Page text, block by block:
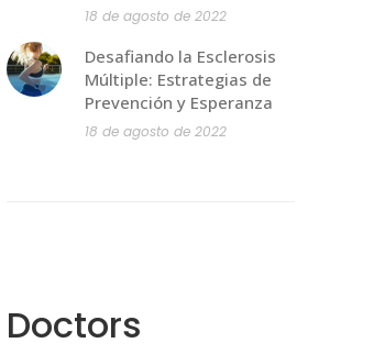
18 de agosto de 2022
Desafiando la Esclerosis
Múltiple: Estrategias de
Prevención y Esperanza
18 de agosto de 2022
Doctors